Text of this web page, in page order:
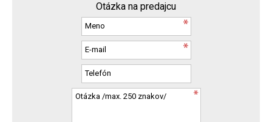
Otázka na predajcu